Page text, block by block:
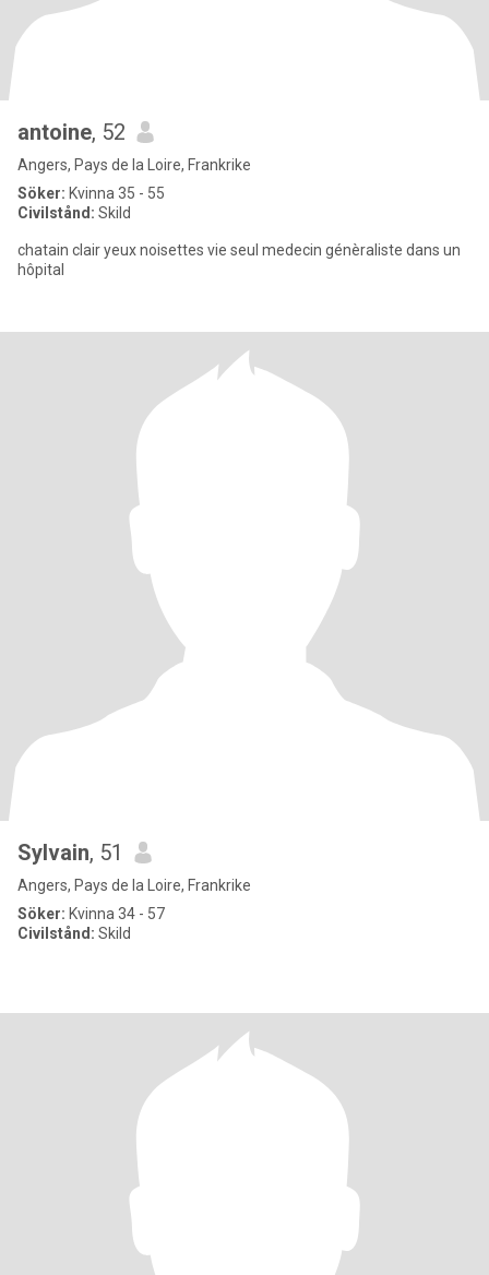
antoine, 52
Angers, Pays de la Loire, Frankrike
Söker: Kvinna 35 - 55
Civilstånd: Skild
chatain clair yeux noisettes vie seul medecin génèraliste dans un
hôpital
Sylvain, 51
Angers, Pays de la Loire, Frankrike
Söker: Kvinna 34 - 57
Civilstånd: Skild